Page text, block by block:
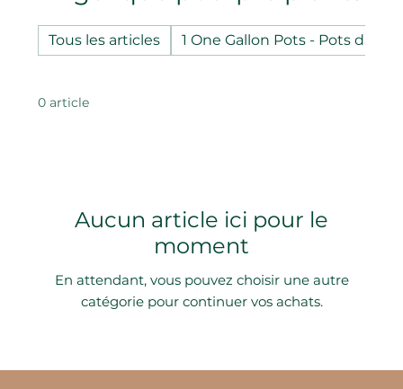
Tous les articles 1 One Gallon Pots - Pots d'un
0 article
Aucun article ici pour le
moment
En attendant, vous pouvez choisir une autre
catégorie pour continuer vos achats.